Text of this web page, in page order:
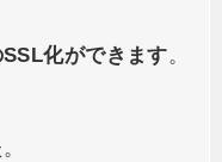
化ができます。